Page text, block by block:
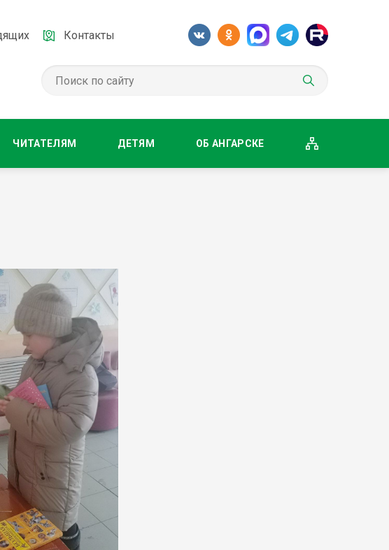
Контакты
ЧИТАТЕЛЯМ ДЕТЯМ ОБ АНГАРСКЕ